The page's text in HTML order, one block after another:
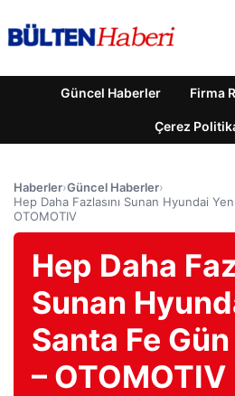
Güncel Haberler Firma
Çerez
Haberler›Güncel Haberler›
Hep Daha Fazlasını Sunan Hyundai
OTOMOTIV
Hep Daha
Sunan
Santa Fe Gün
– OTOMOTIV